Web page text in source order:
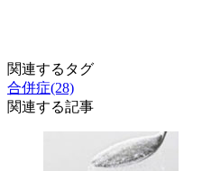
関連するタグ
合併症(28)
関連する記事